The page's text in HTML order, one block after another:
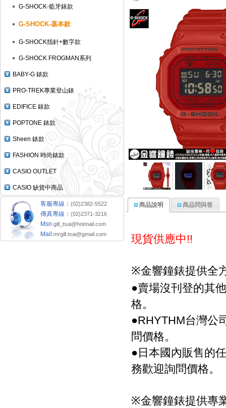
G-SHOCK-藍牙錶款
G-SHOCK-基本款
G-SHOCK指針+數字款
G-SHOCK FROGMAN系列
BABY-G 錶款
PRO-TREK專業登山錶
EDIFICE 錶款
POPTONE 錶款
Sheen 錶款
FASHION 時尚錶款
CASIO OUTLET
CASIO 缺貨中商品
客服專線： (02)2382-5522
傳真專線： (02)2371-3216
Msn:gill_tsai@hotmail.com
Mail:mrgill.tsai@gmail.com
商品說明 商品問與答
現貨供應中 !!
※金響鐘錶提供全
●賣場沒刊登的其
格。
●RHYTHM台灣公
問價格。
●日本國內販售的
務歡迎詢問價格。
※金響鐘錶提供專